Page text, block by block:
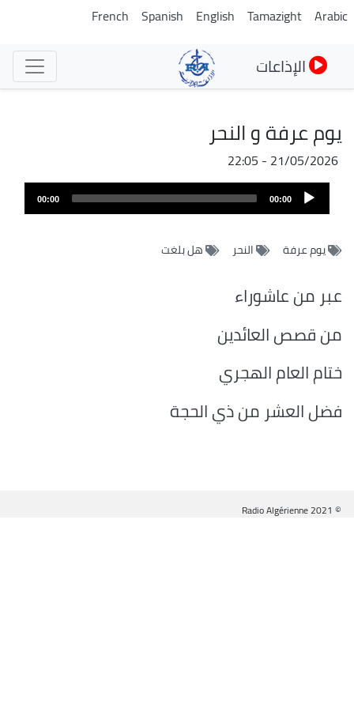
تجاوز
Arabic
Tamazight
English
Spanish
French
الإذاعات
يوم عرفة و النحر
21/05/2026 - 22:05
Audio
Player
00:00
00:00
يوم عرفة النحر هل بلغت
عبر من عاشوراء
من قصص العائدين
ختام العام الهجري
فضل العشر من ذي الحجة
© Radio Algérienne 2021